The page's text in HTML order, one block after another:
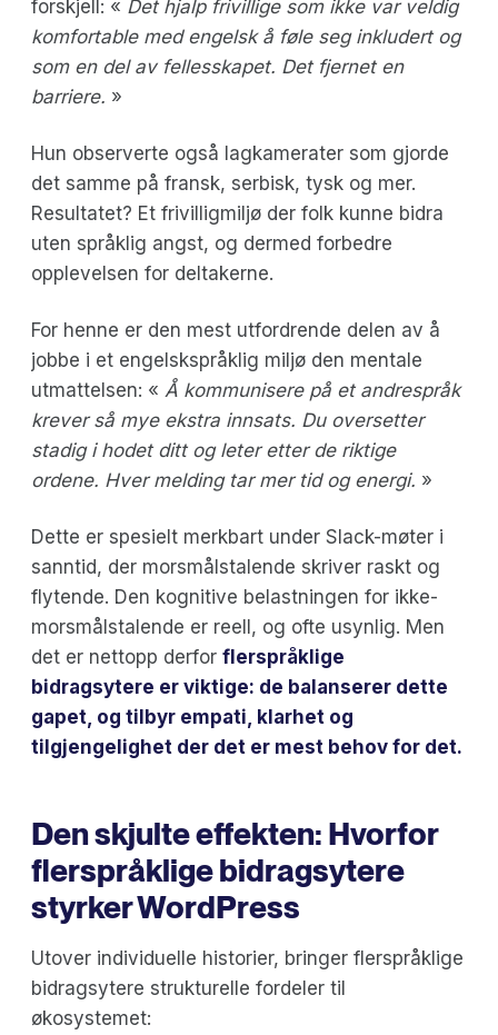
forskjell: « Det hjalp frivillige som ikke var veldig
komfortable med engelsk å føle seg inkludert og
som en del av fellesskapet. Det fjernet en
barriere. »
Hun observerte også lagkamerater som gjorde
det samme på fransk, serbisk, tysk og mer.
Resultatet? Et frivilligmiljø der folk kunne bidra
uten språklig angst, og dermed forbedre
opplevelsen for deltakerne.
For henne er den mest utfordrende delen av å
jobbe i et engelskspråklig miljø den mentale
utmattelsen: « Å kommunisere på et andrespråk
krever så mye ekstra innsats. Du oversetter
stadig i hodet ditt og leter etter de riktige
ordene. Hver melding tar mer tid og energi. »
Dette er spesielt merkbart under Slack-møter i
sanntid, der morsmålstalende skriver raskt og
flytende. Den kognitive belastningen for ikke-
morsmålstalende er reell, og ofte usynlig. Men
det er nettopp derfor flerspråklige
bidragsytere er viktige: de balanserer dette
gapet, og tilbyr empati, klarhet og
tilgjengelighet der det er mest behov for det.
Den skjulte effekten: Hvorfor
flerspråklige bidragsytere
styrker WordPress
Utover individuelle historier, bringer flerspråklige
bidragsytere strukturelle fordeler til
økosystemet: